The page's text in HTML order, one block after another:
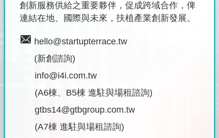
創新服務供給之重要夥伴，促成跨域合作，俾
連結在地、國際與未來，扶植產業創新發展。
hello@startupterrace.tw
(新創諮詢)
info@i4i.com.tw
(A6棟、B5棟 進駐與場租諮詢)
gtbs14@gtbgroup.com.tw
(A7棟 進駐與場租諮詢)